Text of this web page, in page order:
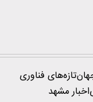
تازه‌های فناوری
اخبار مشهد